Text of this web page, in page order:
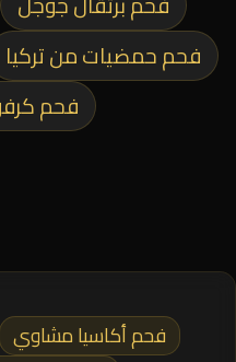
فحم حمضيات من تركيا
فحم
فحم أكاسيا مشاوي